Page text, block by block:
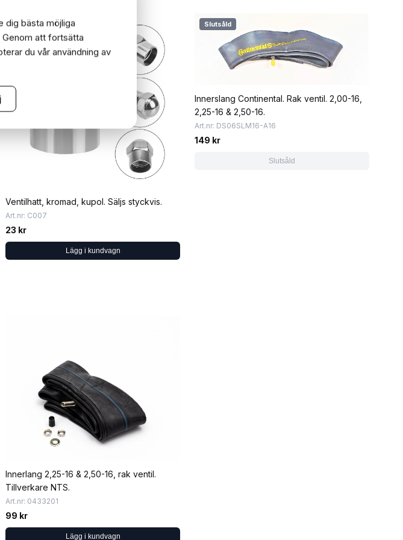
Ventilhatt, kromad, kupol. Säljs styckvis.
Art.nr: C007
23 kr
Lägg i kundvagn
Slutsåld
Innerslang Continental. Rak ventil. 2,00-16,
2,25-16 & 2,50-16.
Art.nr: DS06SLM16-A16
149 kr
Slutsåld
Innerlang 2,25-16 & 2,50-16, rak ventil.
Tillverkare NTS.
Art.nr: 0433201
99 kr
Lägg i kundvagn
dig bästa möjliga
att fortsätta
du vår användning av